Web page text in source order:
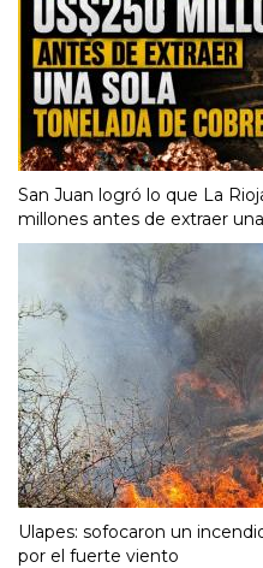
San Juan logró lo que La
millones antes de extraer
Ulapes: sofocaron un
por el fuerte viento